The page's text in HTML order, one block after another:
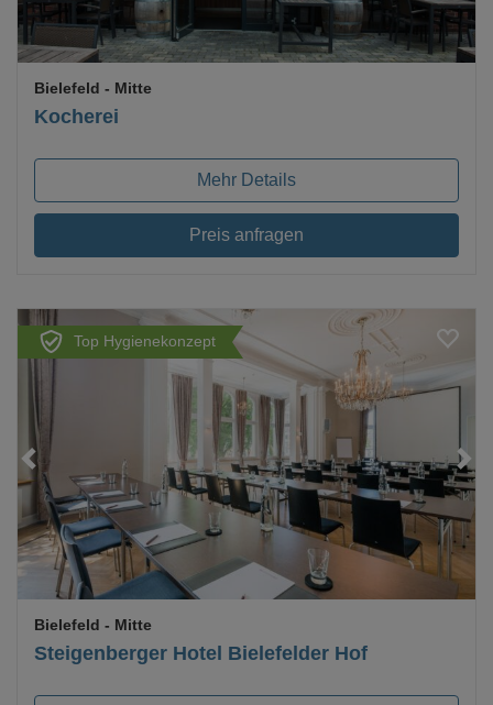
Kocherei
Bielefeld - Mitte
Mehr Details
Preis anfragen
Top Hygienekonzept
Loading...
Steigenberger Hotel Bielefelder Hof
Bielefeld - Mitte